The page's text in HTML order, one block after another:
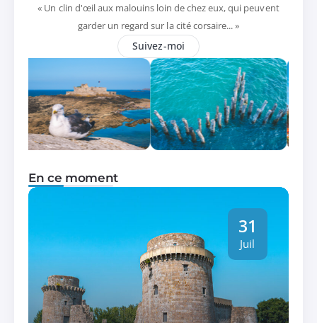
« Un clin d'œil aux malouins loin de chez eux, qui peuvent
garder un regard sur la cité corsaire... »
Suivez-moi
En ce moment
31
Juil